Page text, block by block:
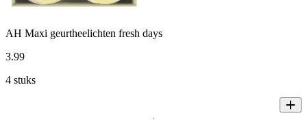
AH Maxi geurtheelichten fresh days
3.99
4 stuks